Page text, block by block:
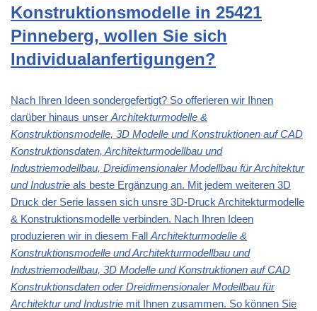
Konstruktionsmodelle in 25421
Pinneberg, wollen Sie sich
Individualanfertigungen?
Nach Ihren Ideen sondergefertigt? So offerieren wir Ihnen
darüber hinaus unser Architekturmodelle &
Konstruktionsmodelle, 3D Modelle und Konstruktionen auf CAD
Konstruktionsdaten, Architekturmodellbau und
Industriemodellbau, Dreidimensionaler Modellbau für Architektur
und Industrie als beste Ergänzung an. Mit jedem weiteren 3D
Druck der Serie lassen sich unsre 3D-Druck Architekturmodelle
& Konstruktionsmodelle verbinden. Nach Ihren Ideen
produzieren wir in diesem Fall Architekturmodelle &
Konstruktionsmodelle und Architekturmodellbau und
Industriemodellbau, 3D Modelle und Konstruktionen auf CAD
Konstruktionsdaten oder Dreidimensionaler Modellbau für
Architektur und Industrie mit Ihnen zusammen. So können Sie